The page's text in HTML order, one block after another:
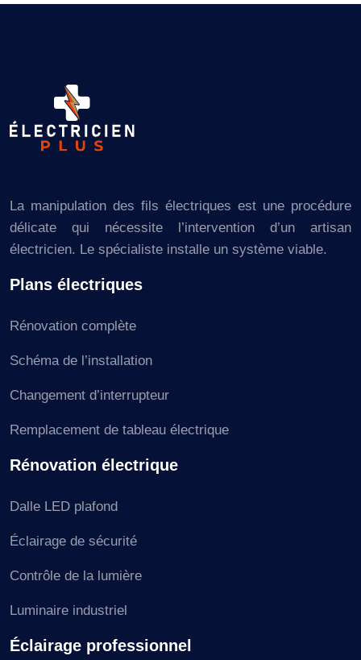
La manipulation des fils électriques est une procédure
délicate qui nécessite l’intervention d’un artisan
électricien. Le spécialiste installe un système viable.
Plans électriques
Rénovation complète
Schéma de l’installation
Changement d’interrupteur
Remplacement de tableau électrique
Rénovation électrique
Dalle LED plafond
Éclairage de sécurité
Contrôle de la lumière
Luminaire industriel
Éclairage professionnel